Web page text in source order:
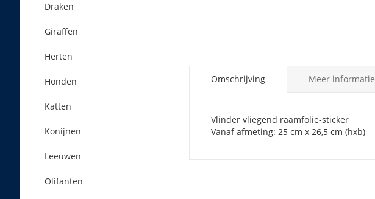
Omschrijving
Vlinder vliegend raamfolie-sticker
Vanaf afmeting: 25 cm x 26,5 cm (hxb)
Meer informatie
Draken
Giraffen
Herten
Honden
Katten
Konijnen
Leeuwen
Olifanten